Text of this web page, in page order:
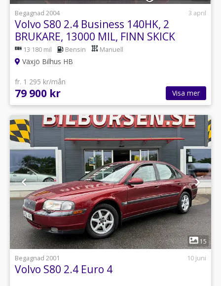
Begagnad 2004
3 april
Volvo S80 2.4 Business 140HK, 2
BRUKARE, 13000 MIL, FINN SKICK
13 180 mil Bensin Manuell
Växjö Bilhus HB
fr. 1 295 kr/mån
79 900 kr Visa mer
1
15
Begagnad 2001
10 juni
Volvo S80 2.4 Euro 4